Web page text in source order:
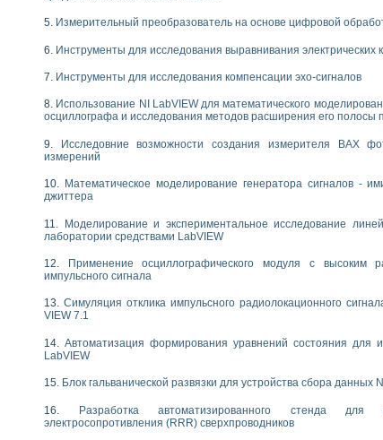
и корреляционный анализ"
принципа действия универсального цифрового вольтметра
для изучения технологии выращивания полупроводниковых и
для исследования АЧХ и ФЧХ активных фильтров
одномерных сигналов на основе алгоритма
INSTRUMENTS в операционной системе LINUX
полигармонической экстраполяции в среде LabVIEW
принципа действия универсального цифрового вольтметра
«Моделирование систем» и «Автоматизация проектирования систем и
информационно-измерительным системам (ИИС)
характеристик на основе использования звуковой карты ПК
теории Коммутации
работы «Имитационное моделирование погрешностей
национального проекта «Образование» технологий NATIONAL
практикумов на кафедре информационных систем МИРЭА
практикума по электронике кафедры информационных систем
Измерительный преобразователь на основе цифровой
Инструменты для исследования выравнивания электрических
Инструменты для исследования компенсации эхо-сигналов
Использование NI LabVIEW для математического
осциллографа и исследования методов расширения его полосы
Исследовние возможности создания измерителя ВАХ
измерений
Математическое моделирование генератора сигналов -
джиттера
Моделирование и экспериментальное исследование
лаборатории средствами LabVIEW
Применение осциллографического модуля с высоким
импульсного сигнала
Симуляция отклика импульсного радиолокационного
VIEW 7.1
Автоматизация формирования уравнений состояния для
LabVIEW
Блок гальванической развязки для устройства сбора данных
Разработка автоматизированного стенда для
электросопротивления (RRR) сверхпроводников